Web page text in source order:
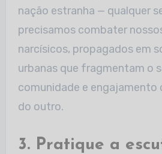
nação estranha — qualquer
precisamos combater
narcísicos, propagados em
urbanas que fragmentam o
comunidade e engajamento
do outro.
3. Pratique a